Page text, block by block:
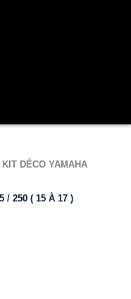
KIT DÉCO YAMAHA
/ 250 ( 15 À 17 )